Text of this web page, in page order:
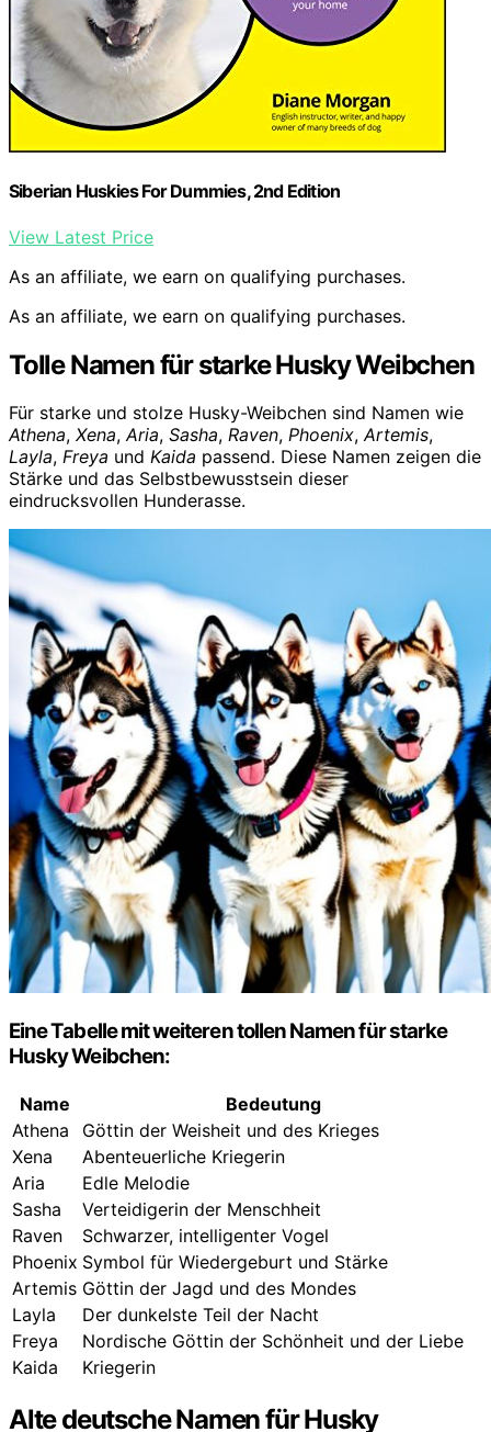
Siberian Huskies For Dummies, 2nd Edition
View Latest Price
As an affiliate, we earn on qualifying purchases.
As an affiliate, we earn on qualifying purchases.
Tolle Namen für starke Husky Weibchen
Für starke und stolze Husky-Weibchen sind Namen wie
Athena, Xena,Aria, Sasha, Raven, Phoenix,Artemis,
Layla, Freya und Kaida passend. Diese Namen zeigen die
Stärke und das Selbstbewusstsein dieser
eindrucksvollen Hunderasse.
Eine Tabelle mit weiteren tollen Namen für starke
Husky Weibchen:
Name
Bedeutung
Athena
Göttin der Weisheit und des Krieges
Xena
Abenteuerliche Kriegerin
Aria
Edle Melodie
Sasha
Verteidigerin der Menschheit
Raven
Schwarzer, intelligenter Vogel
Phoenix Symbol für Wiedergeburt und Stärke
Artemis Göttin der Jagd und des Mondes
Layla
Der dunkelste Teil der Nacht
Freya
Nordische Göttin der Schönheit und der Liebe
Kaida
Kriegerin
Alte deutsche Namen für Husky